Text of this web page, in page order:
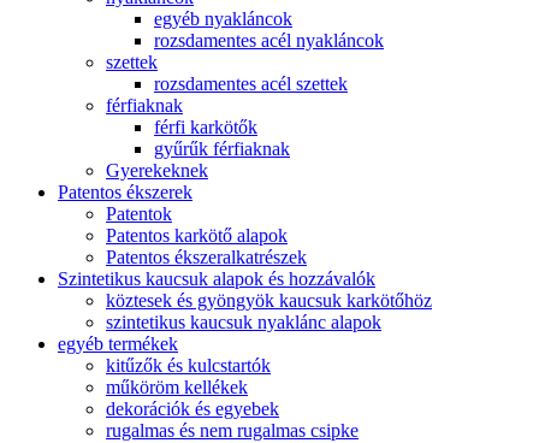
egyéb nyakláncok
rozsdamentes acél nyakláncok
szettek
rozsdamentes acél szettek
férfiaknak
férfi karkötők
gyűrűk férfiaknak
Gyerekeknek
Patentos ékszerek
Patentok
Patentos karkötő alapok
Patentos ékszeralkatrészek
Szintetikus kaucsuk alapok és hozzávalók
köztesek és gyöngyök kaucsuk karkötőhöz
szintetikus kaucsuk nyaklánc alapok
egyéb termékek
kitűzők és kulcstartók
műköröm kellékek
dekorációk és egyebek
rugalmas és nem rugalmas csipke